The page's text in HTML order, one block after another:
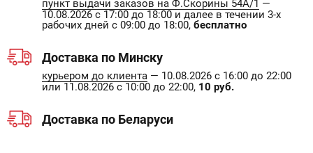
пункт выдачи заказов на Ф.Скорины 54А/1 —
10.08.2026 с 17:00 до 18:00 и далее в течении 3-х
рабочих дней с 09:00 до 18:00, бесплатно
Доставка по Минску
курьером до клиента — 10.08.2026 с 16:00 до 22:00
или 11.08.2026 с 10:00 до 22:00, 10 руб.
Доставка по Беларуси